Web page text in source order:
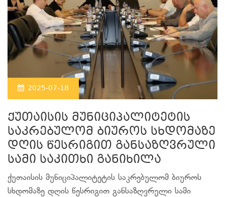
2025-07-18
ქუთაისის მუნიციპალიტეტის
საკრებულომ ბიუროს სხდომაზე
დღის წესრიგით განსაზღვრული
სამი საკითხი განიხილა
ქუთაისის მუნიციპალიტეტის საკრებულომ ბიუროს
სხდომაზე დღის წესრიგით განსაზღვრული სამი